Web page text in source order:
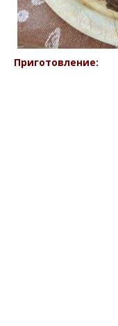
Приготовление: